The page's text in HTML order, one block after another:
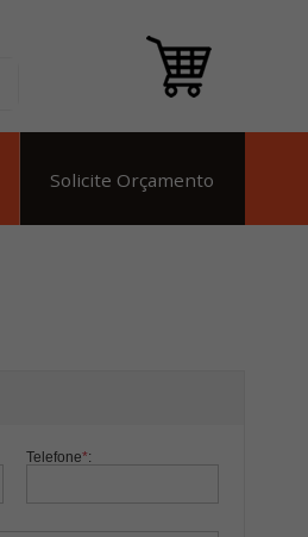
Solicite Orçamento
Telefone*: